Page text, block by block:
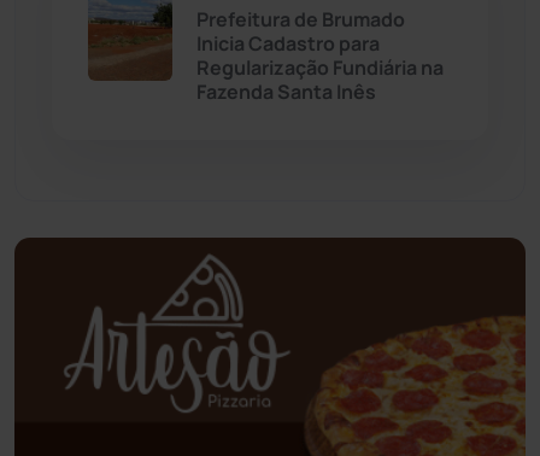
Palmas de Monte Alto
Piripá (90)
Planalto
Poções (182)
(57)
Prefeitura de Brumado
Inicia Cadastro para
Regularização Fundiária na
Fazenda Santa Inês